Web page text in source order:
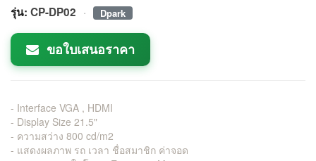
รุ่น: CP-DP02 · Dpark
ขอใบเสนอราคา
- Interface VGA , HDMI
- Display Size 21.5"
- ความสว่าง 800 cd/m2
- แสดงผลภาพ รถ เวลา ชื่อสมาชิก ค่าจอด